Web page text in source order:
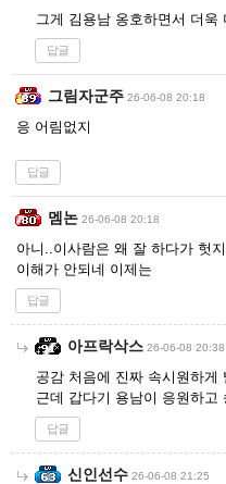
그게 김용남 옹호하면서 더욱
답글
그림자군주 26-06-08 20:18
응 어림없지
답글
멤논 26-06-08 20:18
아니..이사람은 왜 잘 하다가 헛
이해가 안되네 이제는
답글
아프락삭스 26-06-08 20:38
공감 처음에 진짜 속시원하게
근데 갑다기 용남이 응원하고
답글
신인선수 26-06-08 21:25